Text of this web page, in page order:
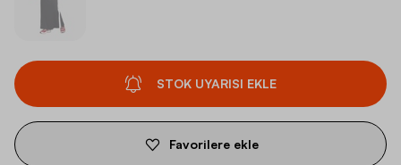
STOK UYARISI EKLE
Favorilere ekle